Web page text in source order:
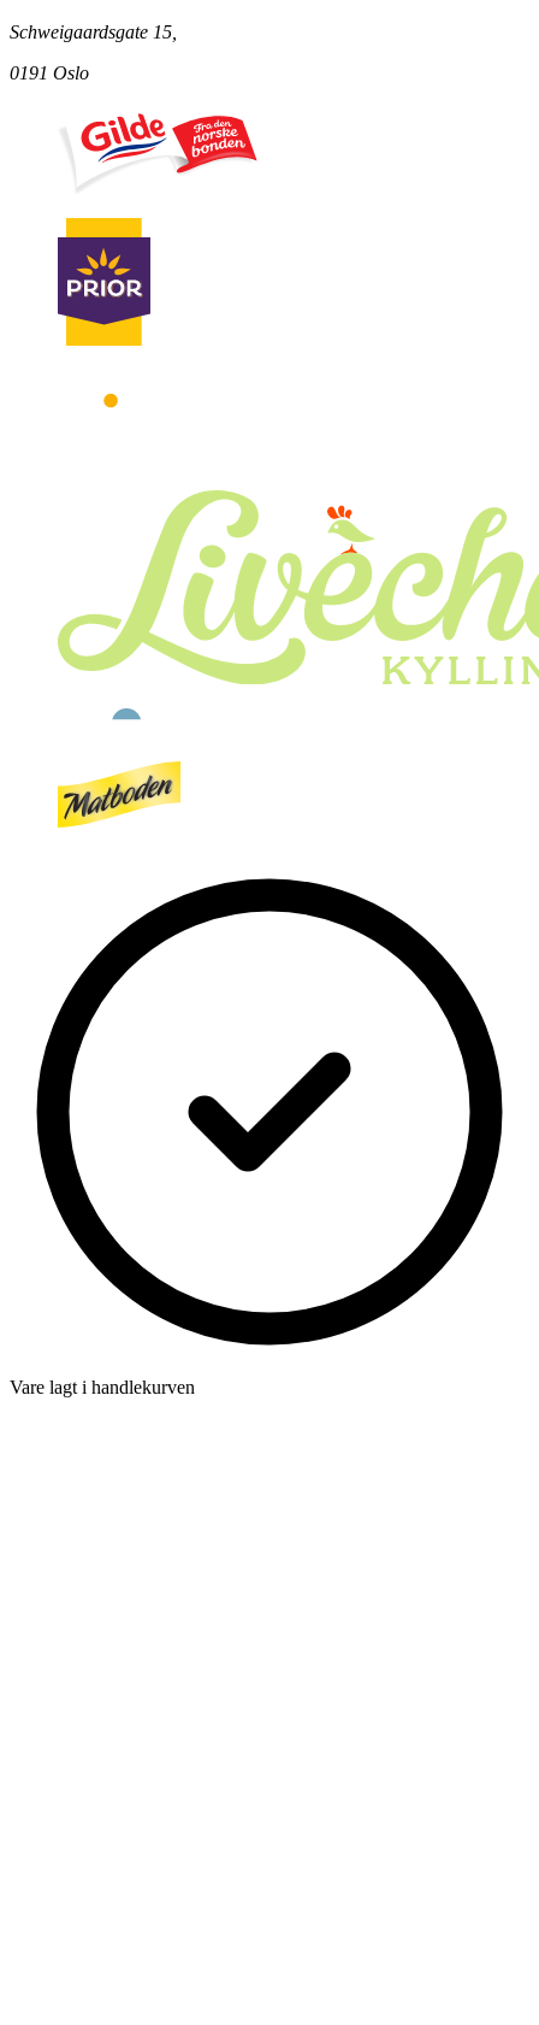
Schweigaardsgate 15,
0191 Oslo
Vare lagt i handlekurven